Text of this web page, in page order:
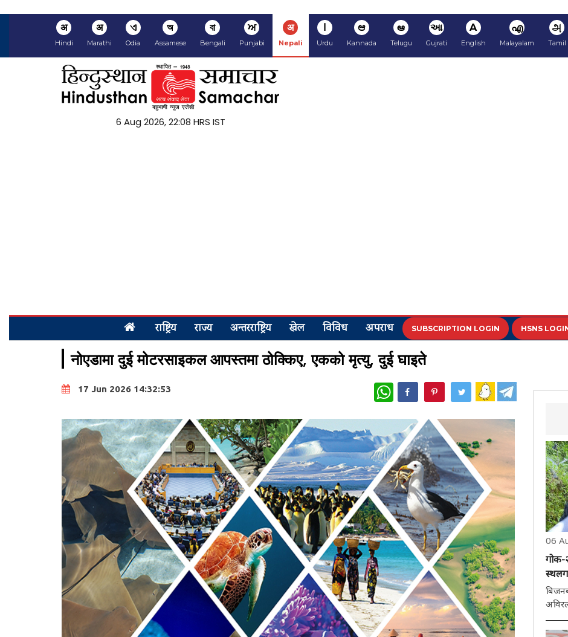
अ
Hindi
अ
Marathi
ଏ
Odia
অ
Assamese
বা
Bengali
ਅ
Punjabi
अ
Nepali
ا
Urdu
ಆ
Kannada
ఆ
Telugu
આ
Gujrati
A
English
എ
Malayalam
அ
Tamil
6 Aug 2026, 22:08 HRS IST
राष्ट्रिय राज्य अन्तरराष्ट्रिय खेल विविध अपराध SUBSCRIPTION LOGIN HSNS
नोएडामा दुई मोटरसाइकल आपस्तमा ठोक्किए, एकको मृत्यु, दुई घाइते
17 Jun 2026 14:32:53 WhatsApp
06
गोक-२